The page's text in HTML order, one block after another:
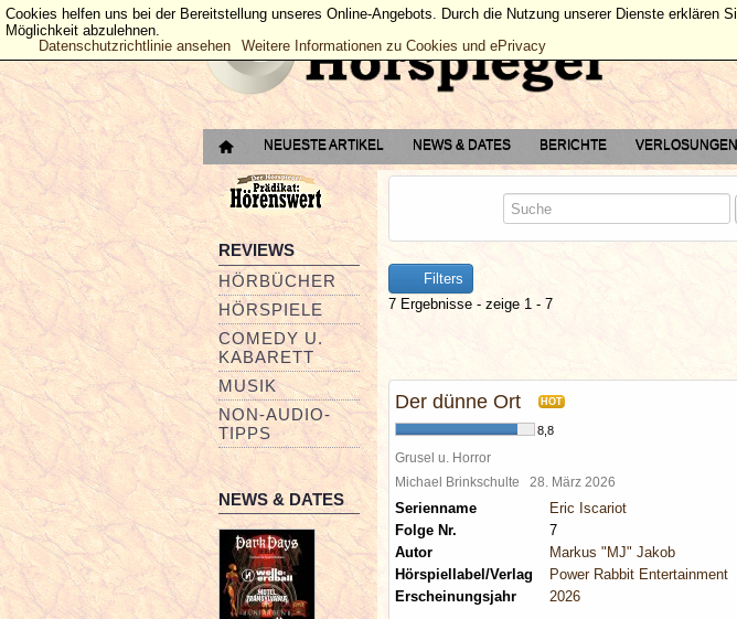
NEUESTE ARTIKEL NEWS & DATES BERICHTE VERLOSUNGEN
REVIEWS
HÖRBÜCHER
HÖRSPIELE
COMEDY U.
KABARETT
MUSIK
NON-AUDIO-
TIPPS
NEWS & DATES
Filters
7 Ergebnisse - zeige 1 - 7
Der dünne Ort HOT
8,8
Grusel u. Horror
Michael Brinkschulte 28. März 2026
Serienname
Eric Iscariot
Folge Nr.
7
Autor
Markus "MJ" Jakob
Hörspiellabel/Verlag
Power Rabbit Entertainment
Erscheinungsjahr
2026
Cookies helfen uns bei der Bereitstellung unseres Online-Angebots. Durch die Nutzung unserer Dienste
Möglichkeit abzulehnen.
Datenschutzrichtlinie ansehen
Weitere Informationen zu Cookies und ePrivacy